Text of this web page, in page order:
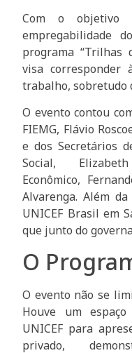
Com o objetivo
empregabilidade
programa “Trilhas
visa corresponder
trabalho, sobretudo
O evento contou
FIEMG, Flávio
e dos Secretários
Social,
Econômico,
Alvarenga. Além
UNICEF Brasil em
que junto do
O
O evento não se
Houve um
UNICEF para
privado,